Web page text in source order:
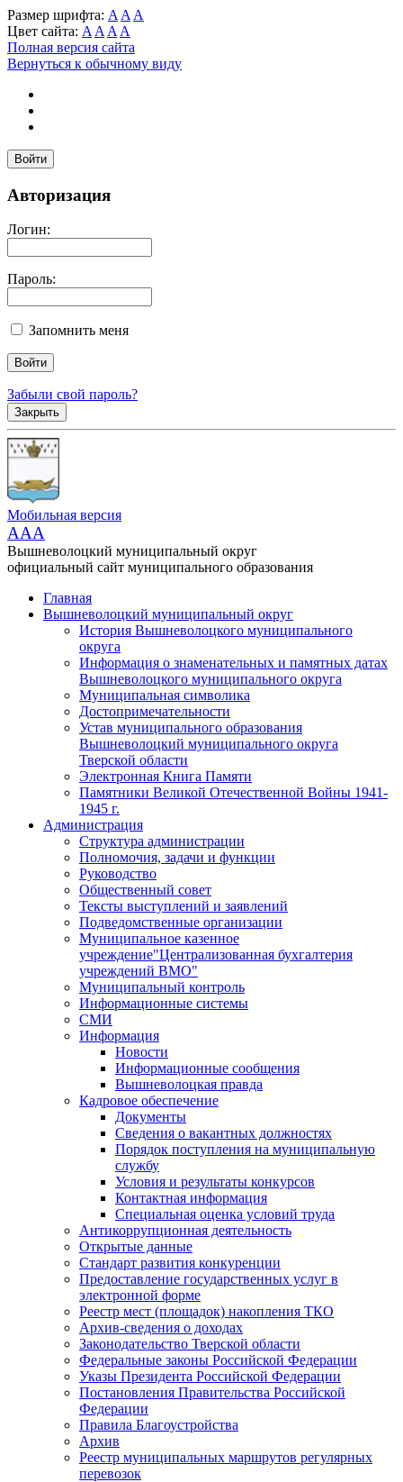
Размер шрифта: A A A
Цвет сайта: A A A A
Полная версия сайта
Вернуться к обычному виду
Войти
Авторизация
Логин:
Пароль:
Запомнить меня
Забыли свой пароль?
Закрыть
Мобильная версия
AAA
Вышневолоцкий муниципальный округ
официальный сайт муниципального образования
Главная
Вышневолоцкий муниципальный округ
История Вышневолоцкого муниципального
округа
Информация о знаменательных и памятных датах
Вышневолоцкого муниципального округа
Муниципальная символика
Достопримечательности
Устав муниципального образования
Вышневолоцкий муниципального округа
Тверской области
Электронная Книга Памяти
Памятники Великой Отечественной Войны 1941-
1945 г.
Администрация
Структура администрации
Полномочия, задачи и функции
Руководство
Общественный совет
Тексты выступлений и заявлений
Подведомственные организации
Муниципальное казенное
учреждение"Централизованная бухгалтерия
учреждений ВМО"
Муниципальный контроль
Информационные системы
СМИ
Информация
Новости
Информационные сообщения
Вышневолоцкая правда
Кадровое обеспечение
Документы
Сведения о вакантных должностях
Порядок поступления на муниципальную
службу
Условия и результаты конкурсов
Контактная информация
Специальная оценка условий труда
Антикоррупционная деятельность
Открытые данные
Стандарт развития конкуренции
Предоставление государственных услуг в
электронной форме
Реестр мест (площадок) накопления ТКО
Архив-сведения о доходах
Законодательство Тверской области
Федеральные законы Российской Федерации
Указы Президента Российской Федерации
Постановления Правительства Российской
Федерации
Правила Благоустройства
Архив
Реестр муниципальных маршрутов регулярных
перевозок